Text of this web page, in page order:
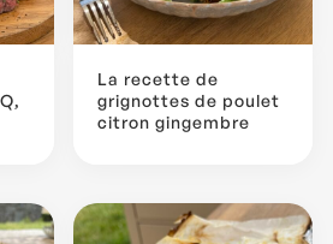
La recette de
grignottes de poulet
citron gingembre